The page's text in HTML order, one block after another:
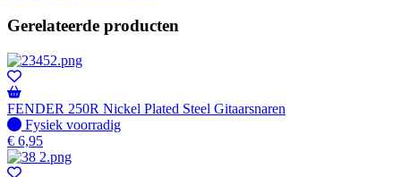
Gerelateerde producten
FENDER 250R Nickel Plated Steel Gitaarsnaren
Fysiek voorradig
Fysiek voorradig
€ 6,95